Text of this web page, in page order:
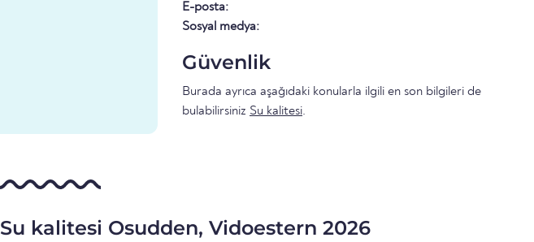
E-posta:
Sosyal medya:
Güvenlik
Burada ayrıca aşağıdaki konularla ilgili en son bilgileri de
bulabilirsiniz Su kalitesi.
Su kalitesi Osudden, Vidoestern 2026